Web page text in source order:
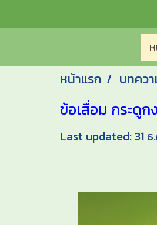
หน้าแรก บทคว
ข้อเสื่อม กระดู
Last updated: 31